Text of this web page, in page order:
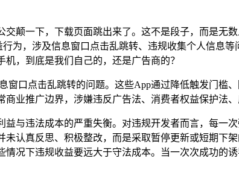
一下，下载页面跳出来了。这不是段子，而是无
为，涉及信息窗口点击乱跳转、违规收集个人信
，到底是我们自己的，还是广告商的？
口点击乱跳转的问题。这些App通过降低触发门槛
业推广边界，涉嫌违反广告法、消费者权益保护法、
违法成本的严重失衡。对违规开发者而言，每一
认真反思、积极整改，而是采取暂停更新或短期下
况下违规收益要远大于守法成本。当一次次成功的